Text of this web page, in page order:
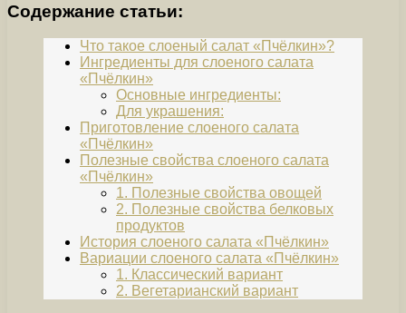
Содержание статьи:
Что такое слоеный салат «Пчёлкин»?
Ингредиенты для слоеного салата
«Пчёлкин»
Основные ингредиенты:
Для украшения:
Приготовление слоеного салата
«Пчёлкин»
Полезные свойства слоеного салата
«Пчёлкин»
1. Полезные свойства овощей
2. Полезные свойства белковых
продуктов
История слоеного салата «Пчёлкин»
Вариации слоеного салата «Пчёлкин»
1. Классический вариант
2. Вегетарианский вариант